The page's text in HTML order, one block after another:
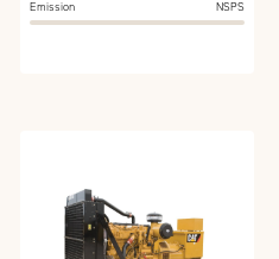
Emission NSPS